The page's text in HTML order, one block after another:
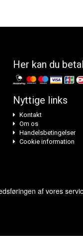
Her kan du
Nyttige links
Kontakt
Om os
Handelsbetingelser
Cookie information
af vores